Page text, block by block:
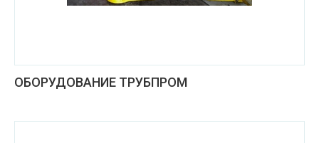
ОБОРУДОВАНИЕ ТРУБПРОМ